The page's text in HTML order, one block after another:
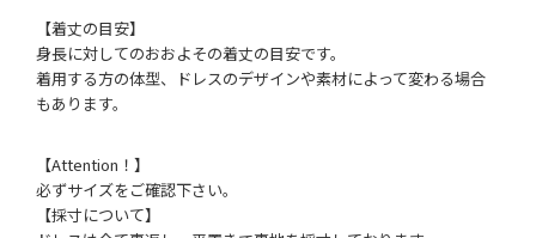
【着丈の目安】
身長に対してのおおよその着丈の目安です。
着用する方の体型、ドレスのデザインや素材によって変わる場合
もあります。
【Attention！】
必ずサイズをご確認下さい。
【採寸について】